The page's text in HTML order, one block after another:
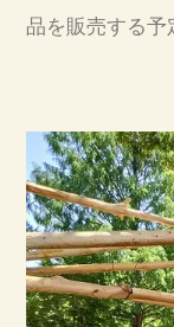
品を販売する予